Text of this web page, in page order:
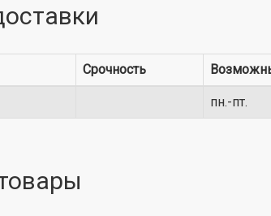
Срочность
пн.-пт.